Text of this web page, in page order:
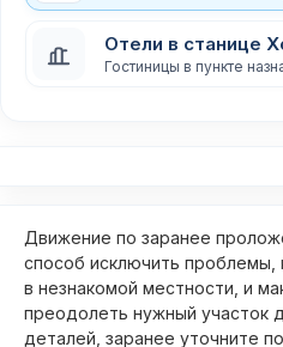
Отели в станице
Гостиницы в пункте
Движение по заранее
способ исключить проблемы,
в незнакомой местности, и
преодолеть нужный участок
деталей, заранее уточните